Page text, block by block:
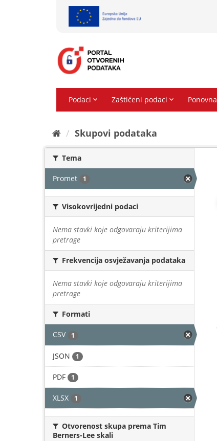
Skupovi podаtаkа
Tema
Promet 1
Visokovrijedni podaci
Nema stavki koje odgovaraju kriterijima
pretrage
Frekvencija osvježavanja podataka
Nema stavki koje odgovaraju kriterijima
pretrage
Formati
CSV 1
JSON 1
PDF 1
XLSX 1
Otvorenost skupa prema Tim
Berners-Lee skali